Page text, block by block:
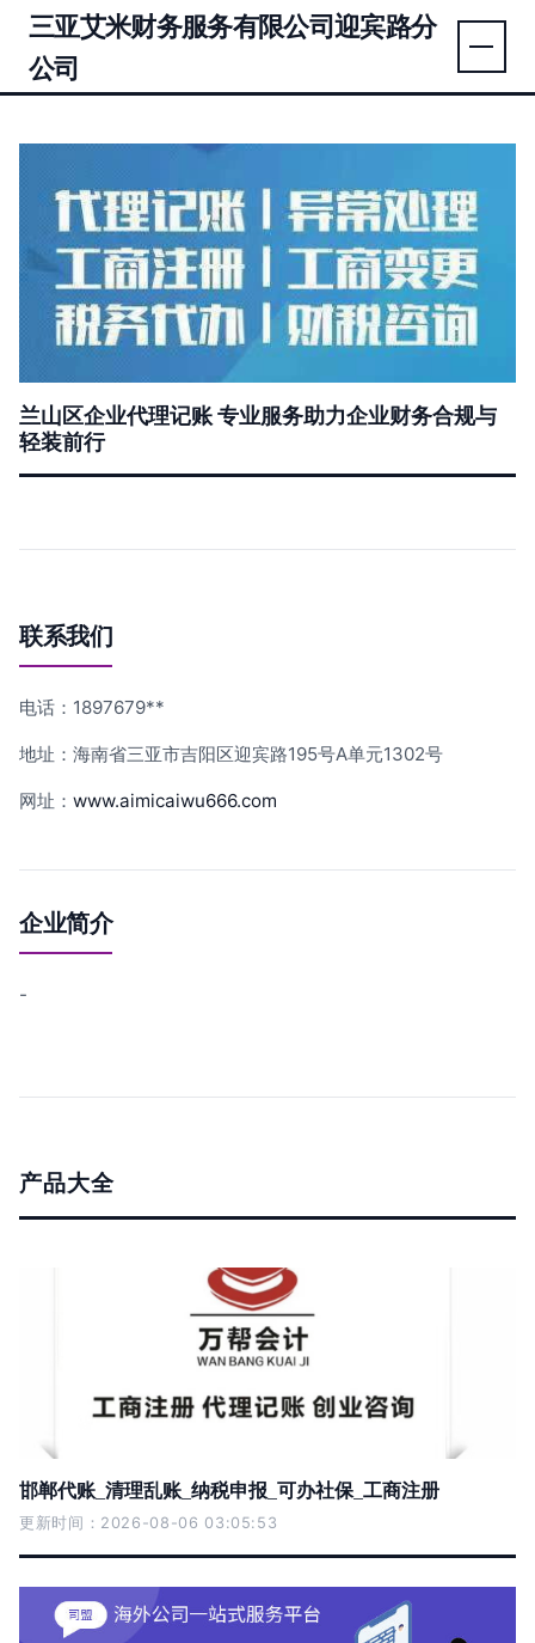
三亚艾米财务服务有限公司迎宾路分
公司
兰山区企业代理记账 专业服务助力企业财务合规与
轻装前行
联系我们
电话：1897679**
地址：海南省三亚市吉阳区迎宾路195号A单元1302号
网址： www.aimicaiwu666.com
企业简介
-
产品大全
邯郸代账_清理乱账_纳税申报_可办社保_工商注册
更新时间：2026-08-06 03:05:53